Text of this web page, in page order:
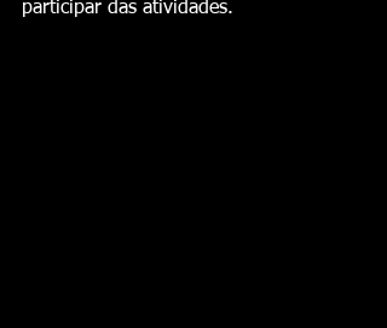
participar das atividades.